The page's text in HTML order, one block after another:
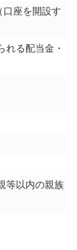
口座を開設す
れる配当金・
等以内の親族